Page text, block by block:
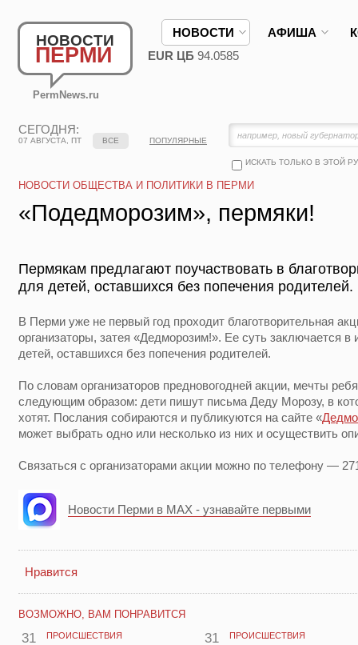
НОВОСТИ
ПЕРМИ
PermNews.ru
НОВОСТИ АФИША
EUR ЦБ 94.0585
СЕГОДНЯ:
07 АВГУСТА, ПТ
ИСКАТЬ ТОЛЬКО В ЭТОЙ
ВСЕ ПОПУЛЯРНЫЕ
НОВОСТИ ОБЩЕСТВА И ПОЛИТИКИ В ПЕРМИ
«Подедморозим», пермяки!
Пермякам предлагают поучаствовать в
для детей, оставшихся без попечения родителей.
В Перми уже не первый год проходит благотворительная
организаторы, затея «Дедморозим!». Ее суть заключается в
детей, оставшихся без попечения родителей.
По словам организаторов предновогодней акции, мечты
следующим образом: дети пишут письма Деду Морозу, в
хотят. Послания собираются и публикуются на сайте «
может выбрать одно или несколько из них и осуществить
Связаться с организаторами акции можно по телефону —
Новости Перми в MAX - узнавайте первыми
Нравится
ВОЗМОЖНО, ВАМ ПОНРАВИТСЯ
31 ПРОИСШЕСТВИЯ 31 ПРОИСШЕСТВИЯ